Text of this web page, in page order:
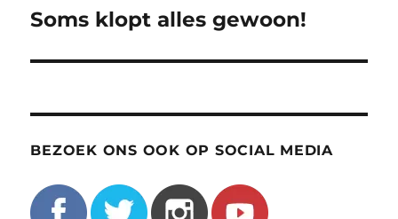
Volgend
Soms klopt alles gewoon!
BEZOEK ONS OOK OP SOCIAL MEDIA